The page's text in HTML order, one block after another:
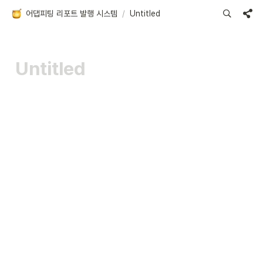
어댑피팅 리포트 발행 시스템 / Untitled